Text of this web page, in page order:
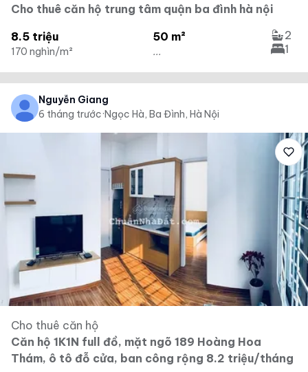
Cho thuê căn hộ trung tâm quận ba đình hà nội
8.5 triệu
170 nghìn/m²
50 m²
...
2
1
Nguyễn Giang
6 tháng trước·Ngọc Hà, Ba Đình, Hà Nội
Cho thuê căn hộ
Căn hộ 1K1N full đồ, mặt ngõ 189 Hoàng Hoa
Thám, ô tô đỗ cửa, ban công rộng 8.2 triệu/tháng